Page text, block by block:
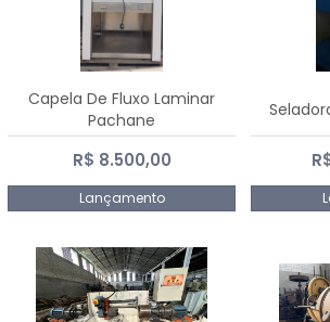
Capela De Fluxo Laminar
Pachane
R$ 8.500,00
Lançamento